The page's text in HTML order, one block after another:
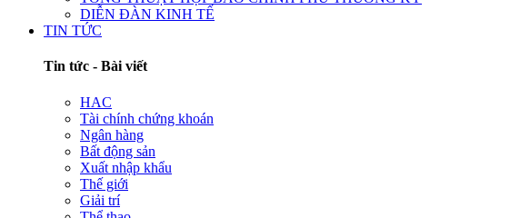
DIỄN ĐÀN KINH TẾ
TIN TỨC
Tin tức - Bài viết
HAC
Tài chính chứng khoán
Ngân hàng
Bất động sản
Xuất nhập khẩu
Thế giới
Giải trí